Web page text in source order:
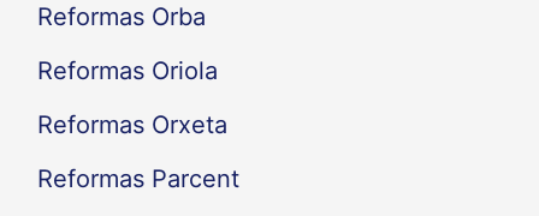
Reformas Orba
Reformas Oriola
Reformas Orxeta
Reformas Parcent